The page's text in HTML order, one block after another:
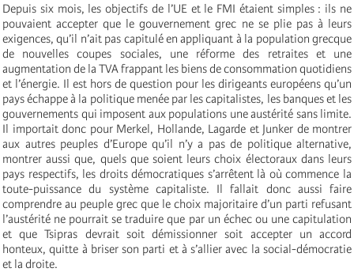
Depuis six mois, les objectifs de l’UE et le FMI étaient simples : ils ne
pouvaient accepter que le gouvernement grec ne se plie pas à leurs
exigences, qu’il n’ait pas capitulé en appliquant à la population grecque
de nouvelles coupes sociales, une réforme des retraites et une
augmentation de la TVA frappant les biens de consommation quotidiens
et l’énergie. Il est hors de question pour les dirigeants européens qu’un
pays échappe à la politique menée par les capitalistes, les banques et les
gouvernements qui imposent aux populations une austérité sans limite.
Il importait donc pour Merkel, Hollande, Lagarde et Junker de montrer
aux autres peuples d’Europe qu’il n’y a pas de politique alternative,
montrer aussi que, quels que soient leurs choix électoraux dans leurs
pays respectifs, les droits démocratiques s’arrêtent là où commence la
toute-puissance du système capitaliste. Il fallait donc aussi faire
comprendre au peuple grec que le choix majoritaire d’un parti refusant
l’austérité ne pourrait se traduire que par un échec ou une capitulation
et que Tsipras devrait soit démissionner soit accepter un accord
honteux, quitte à briser son parti et à s’allier avec la social-démocratie
et la droite.